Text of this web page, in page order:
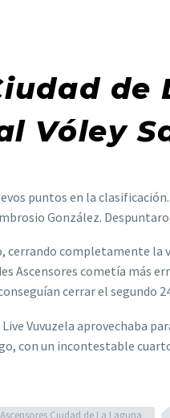
de
Vóley
puntos en la
González.
completamente la
Ascensores cometía más
cerrar el segundo
Vuvuzela aprovechaba
con un incontestable
Ciudad de La Laguna